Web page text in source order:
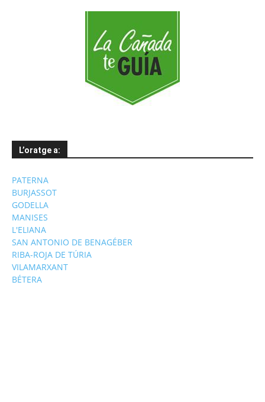
L’oratge a:
PATERNA
BURJASSOT
GODELLA
MANISES
L'ELIANA
SAN ANTONIO DE BENAGÉBER
RIBA-ROJA DE TÚRIA
VILAMARXANT
BÉTERA